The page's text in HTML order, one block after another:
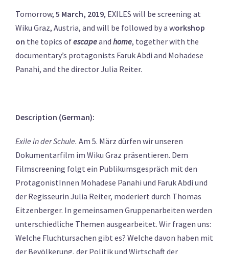
Tomorrow, 5 March, 2019, EXILES will be screening at
Wiku Graz, Austria, and will be followed by a workshop
on the topics ofescapeand home, together with the
documentary’s protagonists Faruk Abdi and Mohadese
Panahi, and the director Julia Reiter.
Description (German):
Exile in der Schule. Am 5. März dürfen wir unseren
Dokumentarfilm im Wiku Graz präsentieren. Dem
Filmscreening folgt ein Publikumsgespräch mit den
ProtagonistInnen Mohadese Panahi und Faruk Abdi und
der Regisseurin Julia Reiter, moderiert durch Thomas
Eitzenberger. In gemeinsamen Gruppenarbeiten werden
unterschiedliche Themen ausgearbeitet. Wir fragen uns:
Welche Fluchtursachen gibt es? Welche davon haben mit
der Bevölkerung, der Politik und Wirtschaft der